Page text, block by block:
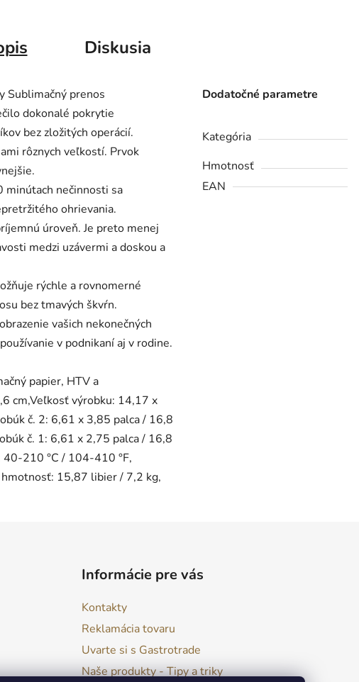
Diskusia
Sublimačný prenos
dokonalé pokrytie
bez zložitých operácií.
rôznych veľkostí. Prvok
minútach nečinnosti sa
ohrievania.
úroveň. Je preto menej
medzi uzávermi a doskou a
rýchle a rovnomerné
bez tmavých škvŕn.
vašich nekonečných
v podnikaní aj v rodine.
papier, HTV a
cm,Veľkosť výrobku: 14,17 x
č. 2: 6,61 x 3,85 palca / 16,8
č. 1: 6,61 x 2,75 palca / 16,8
210 °C / 104-410 °F,
15,87 libier / 7,2 kg,
Dodatočné parametre
Kategória
Hmotnosť
EAN
Informácie pre vás
Kontakty
Reklamácia tovaru
Uvarte si s Gastrotrade
Naše produkty - Tipy a triky